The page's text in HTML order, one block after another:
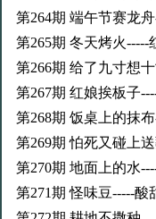
第264期 端午节赛龙
第265期 冬天烤火-----
第266期 给了九寸想
第267期 红娘挨板子
第268期 饭桌上的抹
第269期 怕死又碰上
第270期 地面上的水
第271期 怪味豆-----酸